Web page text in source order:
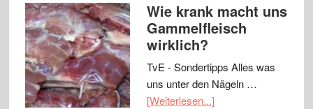
Wie krank macht uns
Gammelfleisch
wirklich?
TvE - Sondertipps Alles was
uns unter den Nägeln …
[Weiterlesen...]